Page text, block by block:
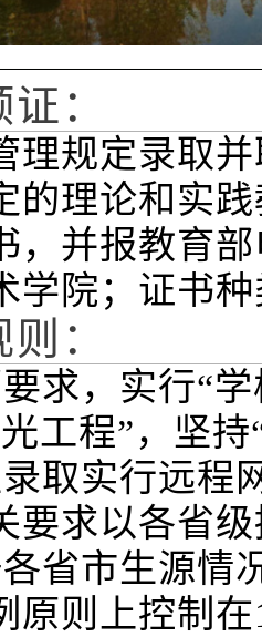
：
理规定录取
的理论和实
，并报教育
学院；证书
：
求，实行“
工程”，坚
取实行远程
要求以各省
省市生源情
原则上控制